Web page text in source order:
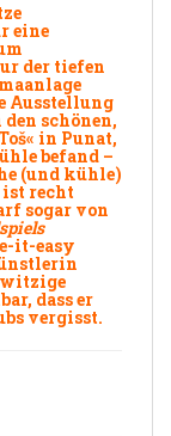
eine
der tiefen
Ausstellung
schönen,
in Punat,
befand –
(und kühle)
ist recht
sogar von
it-easy
, dass er
vergisst.